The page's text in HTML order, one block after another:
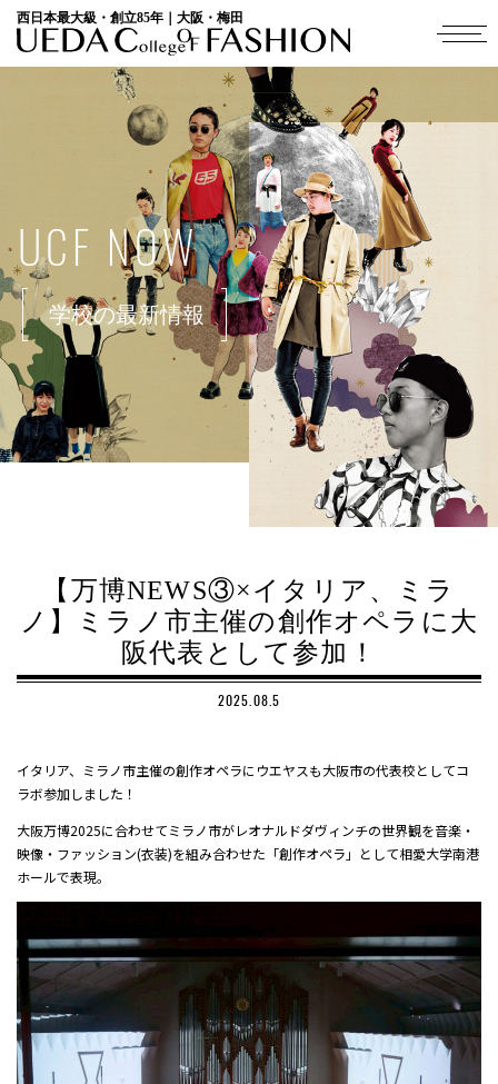
西日本最大級・創立85年｜大阪・梅田
UCF NOW
学校の最新情報
【万博NEWS③×イタリア、ミラ
ノ】ミラノ市主催の創作オペラに大
阪代表として参加！
2025.08.5
イタリア、ミラノ市主催の創作オペラにウエヤスも大阪市の代表校としてコ
ラボ参加しました！
大阪万博2025に合わせてミラノ市がレオナルドダヴィンチの世界観を音楽・
映像・ファッション(衣装)を組み合わせた「創作オペラ」として相愛大学南港
ホールで表現。